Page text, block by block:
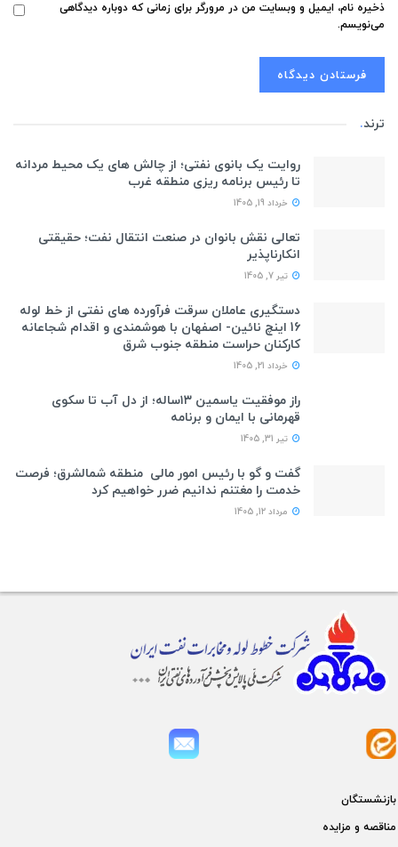
ذخیره نام، ایمیل و وبسایت من در مرورگر برای زمانی که دوباره دیدگاهی
می‌نویسم.
ترند.
روایت یک بانوی نفتی؛ از چالش های یک محیط مردانه
تا رئیس برنامه ریزی منطقه غرب
خرداد 19, 1405
تعالی نقش بانوان در صنعت انتقال نفت؛ حقیقتی
انکارناپذیر
تیر 7, 1405
دستگیری عاملان سرقت فرآورده های نفتی از خط لوله
16 اینچ نائین- اصفهان با هوشمندی و اقدام شجاعانه
کارکنان حراست منطقه جنوب شرق
خرداد 21, 1405
راز موفقیت یاسمین ۱۳ساله؛ از دل آب تا سکوی
قهرمانی با ایمان و برنامه
تیر 31, 1405
گفت و گو با رئیس امور مالی منطقه شمالشرق؛ فرصت
خدمت را مغتنم ندانیم ضرر خواهیم کرد
مرداد 12, 1405
بازنشستگان
مناقصه و مزايده